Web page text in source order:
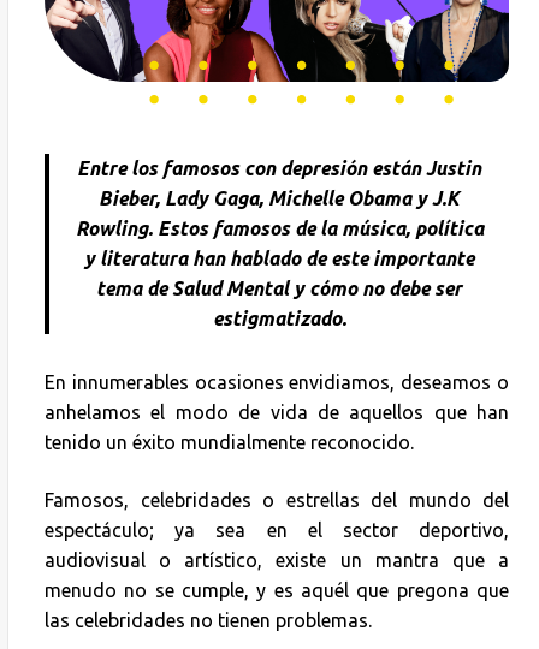
Entre los famosos con depresión están Justin
Bieber, Lady Gaga, Michelle Obama y J.K
Rowling. Estos famosos de la música, política
y literatura han hablado de este importante
tema de Salud Mental y cómo no debe ser
estigmatizado.
En innumerables ocasiones envidiamos, deseamos o
anhelamos el modo de vida de aquellos que han
tenido un éxito mundialmente reconocido.
Famosos, celebridades o estrellas del mundo del
espectáculo; ya sea en el sector deportivo,
audiovisual o artístico, existe un mantra que a
menudo no se cumple, y es aquél que pregona que
las celebridades no tienen problemas.